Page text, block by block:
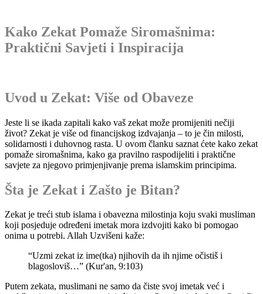
Kako Zekat Pomaže Siromašnima:
Praktični Savjeti i Inspiracija
Uvod u Zekat: Više od Obaveze
Jeste li se ikada zapitali kako vaš zekat može promijeniti nečiji
život? Zekat je više od financijskog izdvajanja – to je čin milosti,
solidarnosti i duhovnog rasta. U ovom članku saznat ćete kako zekat
pomaže siromašnima, kako ga pravilno raspodijeliti i praktične
savjete za njegovo primjenjivanje prema islamskim principima.
Šta je Zekat i Zašto je Bitan?
Zekat je treći stub islama i obavezna milostinja koju svaki musliman
koji posjeduje određeni imetak mora izdvojiti kako bi pomogao
onima u potrebi. Allah Uzvišeni kaže:
“Uzmi zekat iz ime(tka) njihovih da ih njime očistiš i
blagosloviš…” (Kur'an, 9:103)
Putem zekata, muslimani ne samo da čiste svoj imetak već i